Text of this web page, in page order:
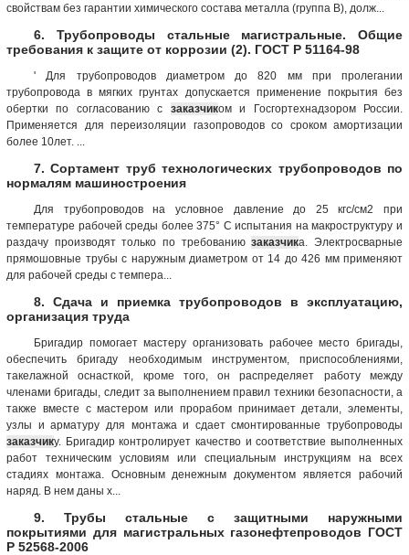
свойствам без гарантии химического состава металла (группа В), долж...
6. Трубопроводы стальные магистральные. Общие
требования к защите от коррозии (2). ГОСТ Р 51164-98
' Для трубопроводов диаметром до 820 мм при пролегании
трубопровода в мягких грунтах допускается применение покрытия без
обертки по согласованию с заказчиком и Госгортехнадзором России.
Применяется для переизоляции газопроводов со сроком амортизации
более 10лет. ...
7. Сортамент труб технологических трубопроводов по
нормалям машиностроения
Для трубопроводов на условное давление до 25 кгс/см2 при
температуре рабочей среды более 375° С испытания на макроструктуру и
раздачу производят только по требованиюзаказчика. Электросварные
прямошовные трубы с наружным диаметром от 14 до 426 мм применяют
для рабочей среды с темпера...
8. Сдача и приемка трубопроводов в эксплуатацию,
организация труда
Бригадир помогает мастеру организовать рабочее место бригады,
обеспечить бригаду необходимым инструментом, приспособлениями,
такелажной оснасткой, кроме того, он распределяет работу между
членами бригады, следит за выполнением правил техники безопасности, а
также вместе с мастером или прорабом принимает детали, элементы,
узлы и арматуру для монтажа и сдает смонтированные трубопроводы
заказчику. Бригадир контролирует качество и соответствие выполненных
работ техническим условиям или специальным инструкциям на всех
стадиях монтажа. Основным денежным документом является рабочий
наряд. В нем даны х...
9. Трубы стальные с защитными наружными
покрытиями для магистральных газонефтепроводов ГОСТ
Р 52568-2006